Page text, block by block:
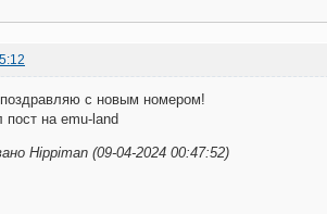
с новым номером!
пост на emu-land
Hippiman (09-04-2024 00:47:52)